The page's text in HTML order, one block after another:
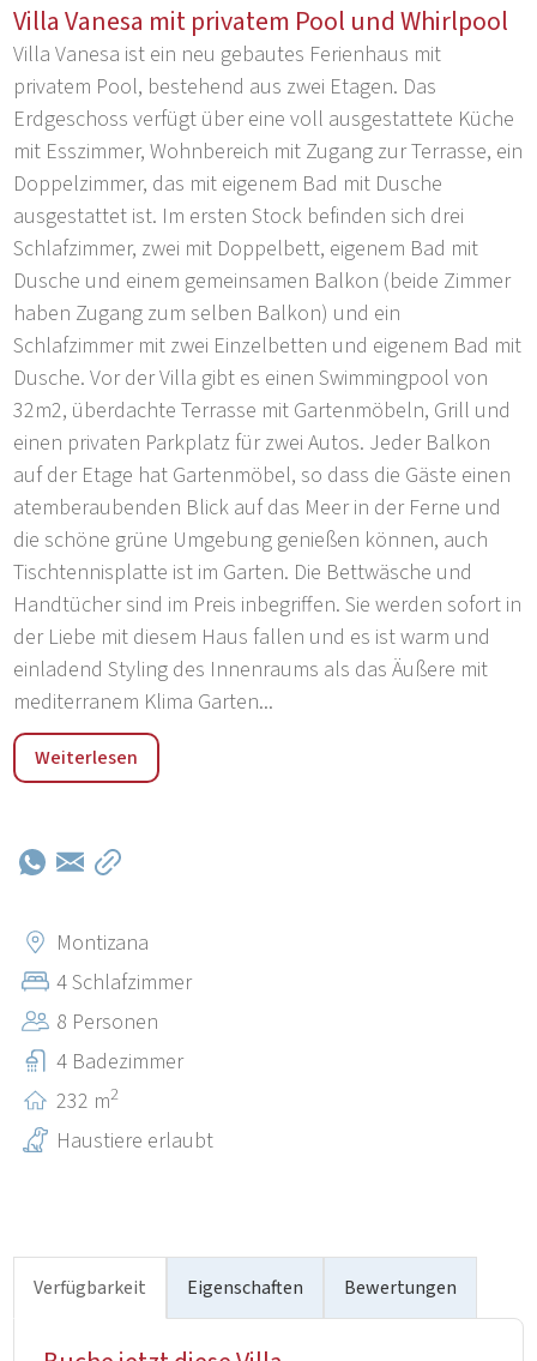
Villa Vanesa mit privatem Pool und Whirlpool
Villa Vanesa ist ein neu gebautes Ferienhaus mit
privatem Pool, bestehend aus zwei Etagen. Das
Erdgeschoss verfügt über eine voll ausgestattete Küche
mit Esszimmer, Wohnbereich mit Zugang zur Terrasse, ein
Doppelzimmer, das mit eigenem Bad mit Dusche
ausgestattet ist. Im ersten Stock befinden sich drei
Schlafzimmer, zwei mit Doppelbett, eigenem Bad mit
Dusche und einem gemeinsamen Balkon (beide Zimmer
haben Zugang zum selben Balkon) und ein
Schlafzimmer mit zwei Einzelbetten und eigenem Bad mit
Dusche. Vor der Villa gibt es einen Swimmingpool von
32m2, überdachte Terrasse mit Gartenmöbeln, Grill und
einen privaten Parkplatz für zwei Autos. Jeder Balkon
auf der Etage hat Gartenmöbel, so dass die Gäste einen
atemberaubenden Blick auf das Meer in der Ferne und
die schöne grüne Umgebung genießen können, auch
Tischtennisplatte ist im Garten. Die Bettwäsche und
Handtücher sind im Preis inbegriffen. Sie werden sofort in
der Liebe mit diesem Haus fallen und es ist warm und
einladend Styling des Innenraums als das Äußere mit
mediterranem Klima Garten...
Die Villa Vanesa befindet sich im Dorf Montižana, 10 km
vom Stadtzentrum von Porec, 10 km von den Stränden
befinden sich nur 5 Minuten vom Dorf entfernt. Porec ist
schöne Natur, blaues Meer, köstliche istrische Küche
und lange Tradition im Tourismus.
Weiterlesen
Montizana
4 Schlafzimmer
8 Personen
4 Badezimmer
232 m2
Haustiere erlaubt
Verfügbarkeit Eigenschaften Bewertungen